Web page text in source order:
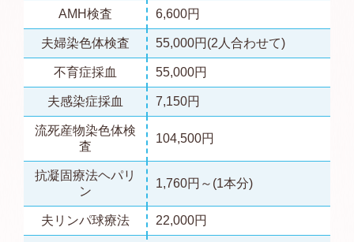
AMH検査 6,600円
夫婦染色体検査 55,000円(2人合わせて)
不育症採血 55,000円
夫感染症採血 7,150円
流死産物染色体検
査
104,500円
抗凝固療法ヘパリ
ン
1,760円～(1本分)
夫リンパ球療法 22,000円